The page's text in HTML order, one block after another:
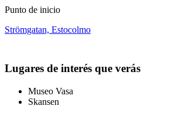
Punto de inicio
Strömgatan, Estocolmo
Lugares de interés que verás
Museo Vasa
Skansen